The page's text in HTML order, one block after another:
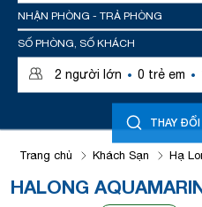
NHẬN PHÒNG - TRẢ PHÒNG
SỐ PHÒNG, SỐ KHÁCH
2 người lớn · 0 trẻ em ·
THAY
Trang chủ Khách Sạn Hạ
HALONG